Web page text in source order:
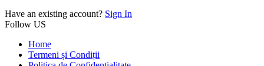
Have an existing account? Sign In
Follow US
Home
Termeni și Condiții